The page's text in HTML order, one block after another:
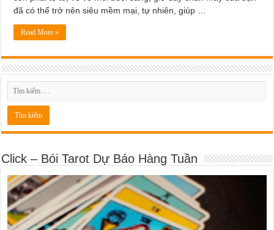
đã có thể trở nên siêu mềm mại, tự nhiên, giúp …
Read More »
Click – Bói Tarot Dự Báo Hàng Tuần